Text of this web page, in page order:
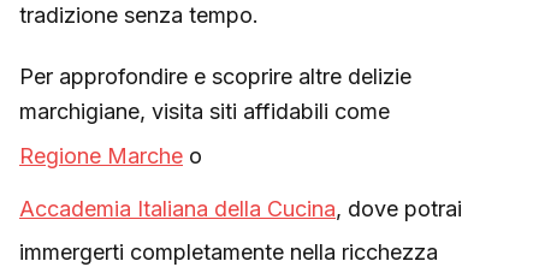
tradizione senza tempo.
Per approfondire e scoprire altre delizie
marchigiane, visita siti affidabili come
Regione Marche o
Accademia Italiana della Cucina, dove potrai
immergerti completamente nella ricchezza